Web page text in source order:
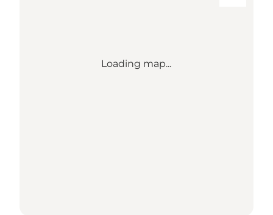
Loading map...